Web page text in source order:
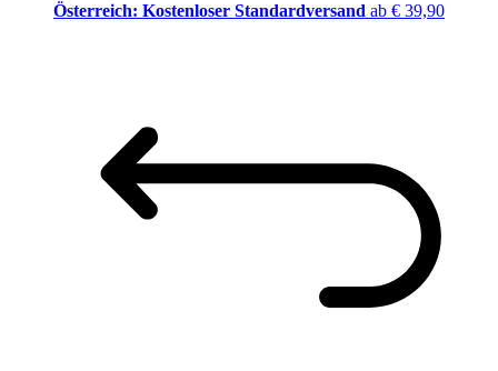
Österreich: Kostenloser Standardversand ab € 39,90